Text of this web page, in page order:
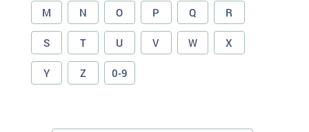
M N O P Q R
S T U V W X
Y Z 0-9